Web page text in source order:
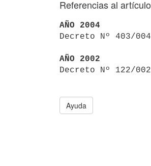
Referencias al
AÑO 2004
Decreto Nº 403/
AÑO 2002
Decreto Nº 122/
Ayuda